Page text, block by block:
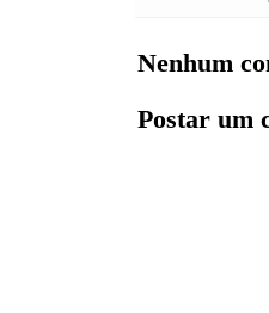
Nenhum
Postar um